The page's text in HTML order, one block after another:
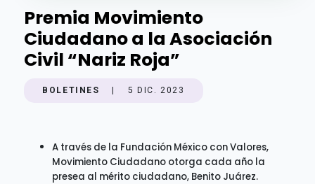
Premia Movimiento
Ciudadano a la Asociación
Civil “Nariz Roja”
BOLETINES 5 DIC. 2023
A través de la Fundación México con Valores,
Movimiento Ciudadano otorga cada año la
presea al mérito ciudadano, Benito Juárez.